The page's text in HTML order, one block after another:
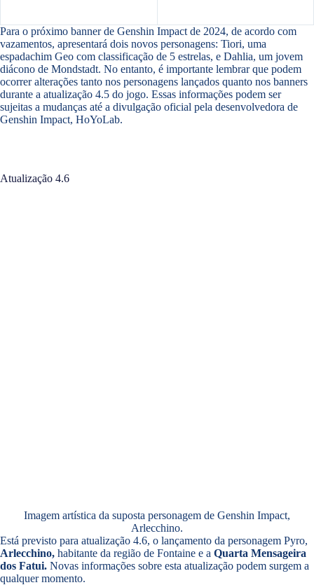
Para o próximo banner de Genshin Impact de 2024, de acordo com
vazamentos, apresentará dois novos personagens: Tiori, uma
espadachim Geo com classificação de 5 estrelas, e Dahlia, um jovem
diácono de Mondstadt. No entanto, é importante lembrar que podem
ocorrer alterações tanto nos personagens lançados quanto nos banners
durante a atualização 4.5 do jogo. Essas informações podem ser
sujeitas a mudanças até a divulgação oficial pela desenvolvedora de
Genshin Impact, HoYoLab.
Atualização 4.6
Imagem artística da suposta personagem de Genshin Impact,
Arlecchino.
Está previsto para atualização 4.6, o lançamento da personagem Pyro,
Arlecchino, habitante da região de Fontaine e a Quarta Mensageira
dos Fatui. Novas informações sobre esta atualização podem surgem a
qualquer momento.